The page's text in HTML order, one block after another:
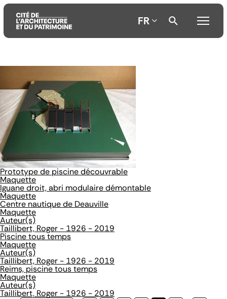
contenu
principal
menu
principal
la
recherche
FR
Prototype de piscine découvrable
Maquette
Iguane droit, abri modulaire démontable
Maquette
Centre nautique de Deauville
Maquette
Auteur(s)
Taillibert, Roger - 1926 - 2019
Piscine tous temps
Maquette
Auteur(s)
Taillibert, Roger - 1926 - 2019
Reims, piscine tous temps
Maquette
Auteur(s)
Taillibert, Roger - 1926 - 2019